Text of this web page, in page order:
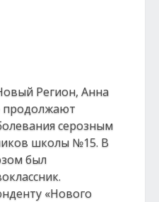
Регион, Анна
продолжают
серозным
школы №15. В
был
«Нового